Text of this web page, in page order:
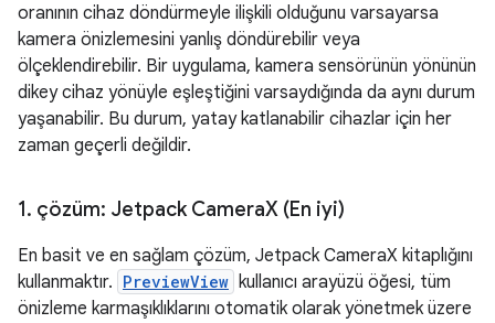
oranının cihaz döndürmeyle ilişkili olduğunu varsayarsa
kamera önizlemesini yanlış döndürebilir veya
ölçeklendirebilir. Bir uygulama, kamera sensörünün yönünün
dikey cihaz yönüyle eşleştiğini varsaydığında da aynı durum
yaşanabilir. Bu durum, yatay katlanabilir cihazlar için her
zaman geçerli değildir.
1. çözüm: Jetpack CameraX (En iyi)
En basit ve en sağlam çözüm, Jetpack CameraX kitaplığını
kullanmaktır. PreviewView kullanıcı arayüzü öğesi, tüm
önizleme karmaşıklıklarını otomatik olarak yönetmek üzere